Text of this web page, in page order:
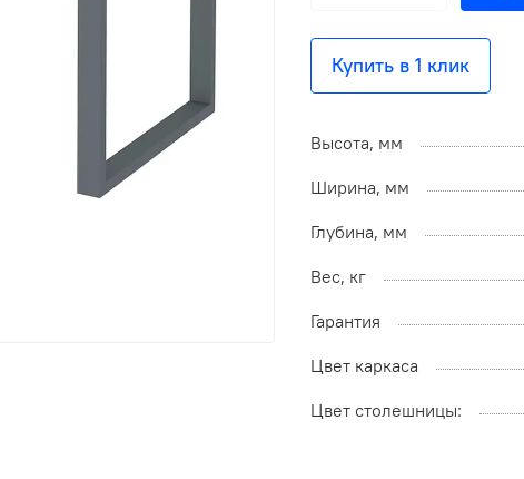
Купить в 1 клик
Высота, мм
Ширина, мм
Глубина, мм
Вес, кг
Гарантия
Цвет каркаса
Цвет столешницы: